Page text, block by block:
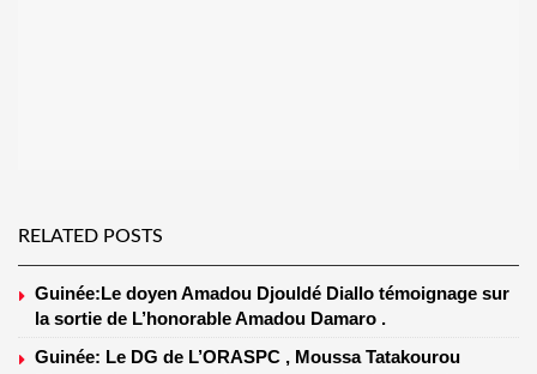
RELATED POSTS
Guinée:Le doyen Amadou Djouldé Diallo témoignage sur
la sortie de L’honorable Amadou Damaro .
Guinée: Le DG de L’ORASPC , Moussa Tatakourou